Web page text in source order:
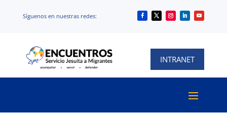
Síguenos en nuestras redes:
Síguenos en nuestras redes:
INTRANET